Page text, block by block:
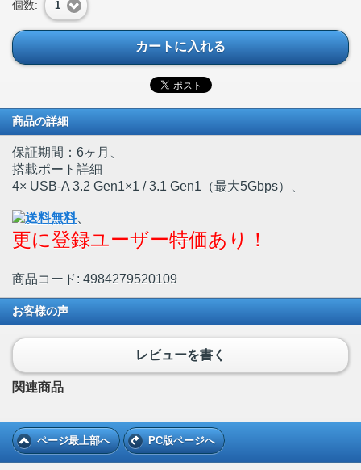
個数: 1
カートに入れる
商品の詳細
保証期間：6ヶ月、
搭載ポート詳細
4× USB-A 3.2 Gen1×1 / 3.1 Gen1（最大5Gbps）、
、
更に登録ユーザー特価あり！
商品コード: 4984279520109
お客様の声
レビューを書く
関連商品
ページ最上部へ PC版ページへ